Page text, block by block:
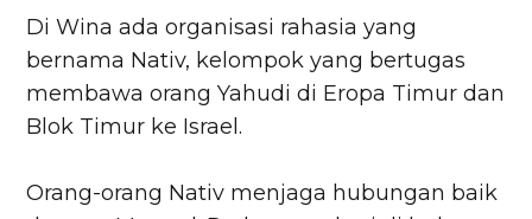
Di Wina ada organisasi rahasia yang
bernama Nativ, kelompok yang bertugas
membawa orang Yahudi di Eropa Timur dan
Blok Timur ke Israel.
Orang-orang Nativ menjaga hubungan baik